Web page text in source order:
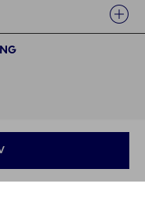
Denmark (Vita) A/S
(Vita) A/S - CVR: 26